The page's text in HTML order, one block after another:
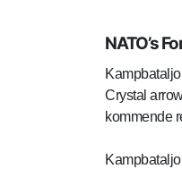
NATO’s
Crystal
kommende